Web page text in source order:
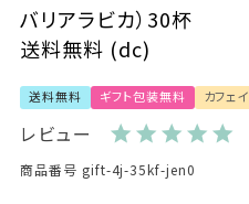
バリアラビカ）30杯
送料無料 (dc)
送料無料 ギフト包装無料 カフェ
レビュー
商品番号 gift-4j-35kf-jen0